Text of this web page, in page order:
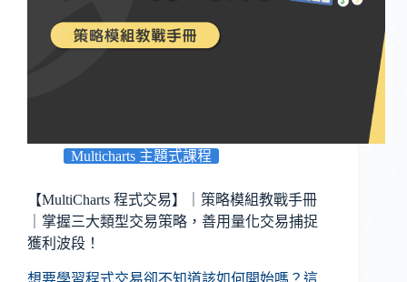
Multicharts 主題式課程
【MultiCharts 程式交易】｜策略模組教戰手冊
｜掌握三大類型交易策略，善用量化交易捕捉
獲利波段！
想要學習程式交易卻不知道該如何開始嗎？這